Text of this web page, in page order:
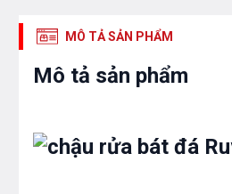
MÔ TẢ SẢN PHẨM
Mô tả sản phẩm